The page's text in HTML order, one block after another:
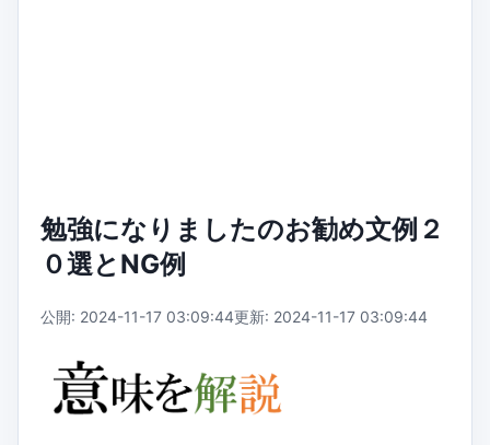
勉強になりましたのお勧め文例２
０選とNG例
公開: 2024-11-17 03:09:44更新: 2024-11-17 03:09:44